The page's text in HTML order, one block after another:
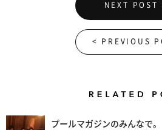
NEXT POST
< PREVIOUS
プールマガジンのみんなで。